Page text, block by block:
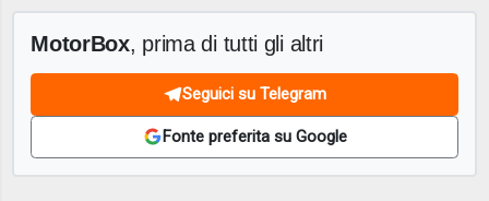
MotorBox, prima di tutti gli altri
Seguici su Telegram
Fonte preferita su Google